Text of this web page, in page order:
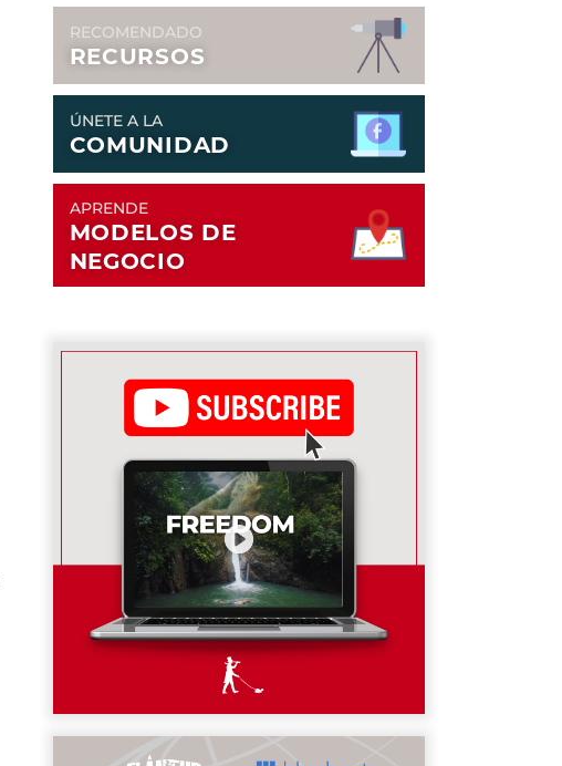
RECOMENDADO
RECURSOS
ÚNETE A LA
COMUNIDAD
APRENDE
MODELOS DE
NEGOCIO